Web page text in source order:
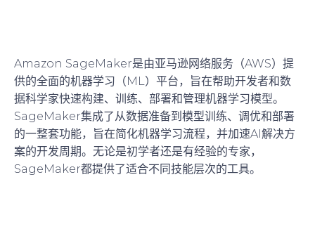
Amazon SageMaker是由亚马逊网络服务（AWS）提
供的全面的机器学习（ML）平台，旨在帮助开发者和数
据科学家快速构建、训练、部署和管理机器学习模型。
SageMaker集成了从数据准备到模型训练、调优和部署
的一整套功能，旨在简化机器学习流程，并加速AI解决方
案的开发周期。无论是初学者还是有经验的专家，
SageMaker都提供了适合不同技能层次的工具。